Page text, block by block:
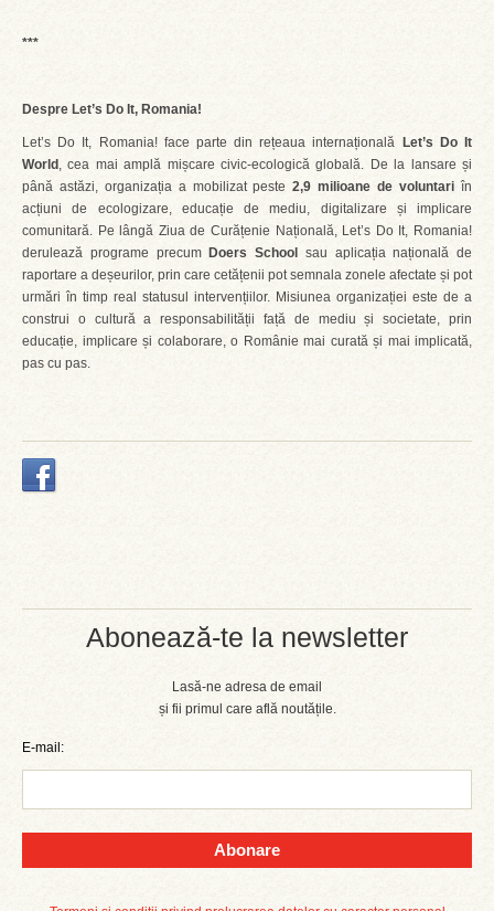
Abonează-te la newsletter
Lasă-ne adresa de email
și fii primul care află noutățile.
E-mail:
Abonare
***
Despre Let’s Do It, Romania!
Let’s Do It, Romania! face parte din rețeaua internațională
Let’s Do It
World , cea mai amplă mișcare civic-ecologică globală. De la lansare și
până astăzi, organizația a mobilizat peste2,9 milioane de voluntari în
acțiuni de ecologizare, educație de mediu, digitalizare și implicare
comunitară. Pe lângă Ziua de Curățenie Națională, Let’s Do It, Romania!
derulează programe precum Doers School
sau aplicația națională de
raportare a deșeurilor, prin care cetățenii pot semnala zonele afectate și pot
urmări în timp real statusul intervențiilor. Misiunea organizației este de a
construi o cultură a responsabilității față de mediu și societate, prin
educație, implicare și colaborare, o Românie mai curată și mai implicată,
pas cu pas.